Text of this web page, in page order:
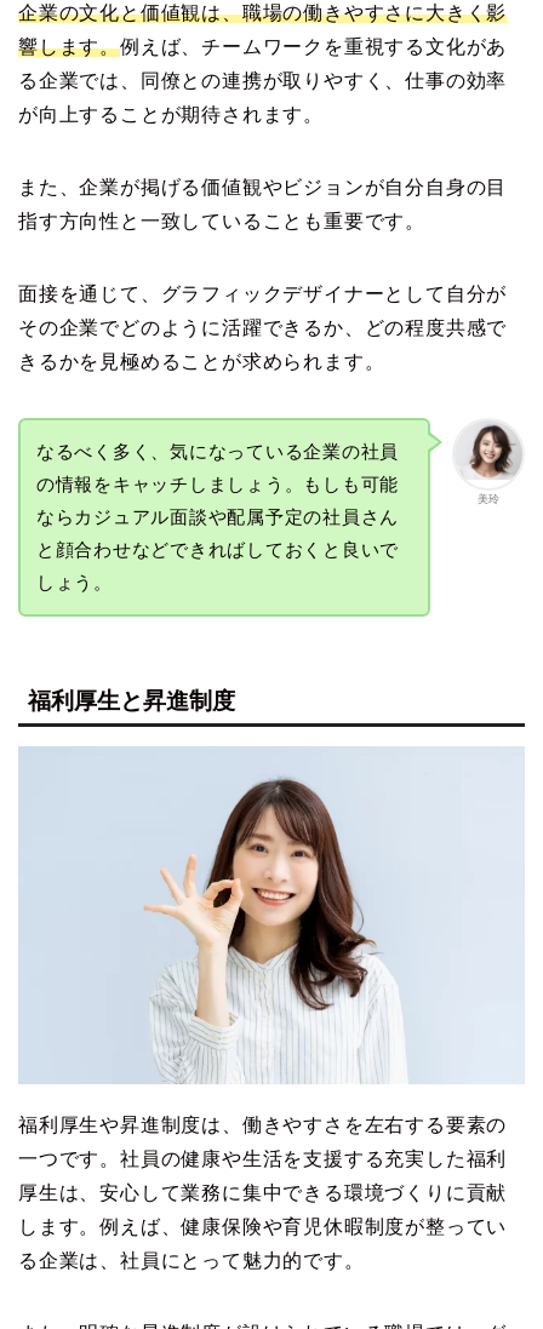
企業の文化と価値観は、職場の働きやすさに大きく影
響します。例えば、チームワークを重視する文化があ
る企業では、同僚との連携が取りやすく、仕事の効率
が向上することが期待されます。
また、企業が掲げる価値観やビジョンが自分自身の目
指す方向性と一致していることも重要です。
面接を通じて、グラフィックデザイナーとして自分が
その企業でどのように活躍できるか、どの程度共感で
きるかを見極めることが求められます。
美玲
なるべく多く、気になっている企業の社員
の情報をキャッチしましょう。もしも可能
ならカジュアル面談や配属予定の社員さん
と顔合わせなどできればしておくと良いで
しょう。
福利厚生と昇進制度
福利厚生や昇進制度は、働きやすさを左右する要素の
一つです。社員の健康や生活を支援する充実した福利
厚生は、安心して業務に集中できる環境づくりに貢献
します。例えば、健康保険や育児休暇制度が整ってい
る企業は、社員にとって魅力的です。